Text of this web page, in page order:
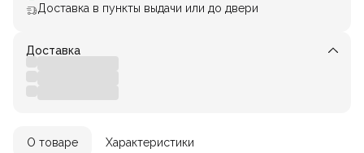
Доставка в пункты выдачи или до двери
Доставка
О товаре Характеристики